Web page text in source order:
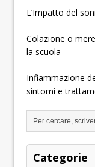
L’Impatto del
Colazione o
la scuola
Infiammazione
sintomi e
Categorie